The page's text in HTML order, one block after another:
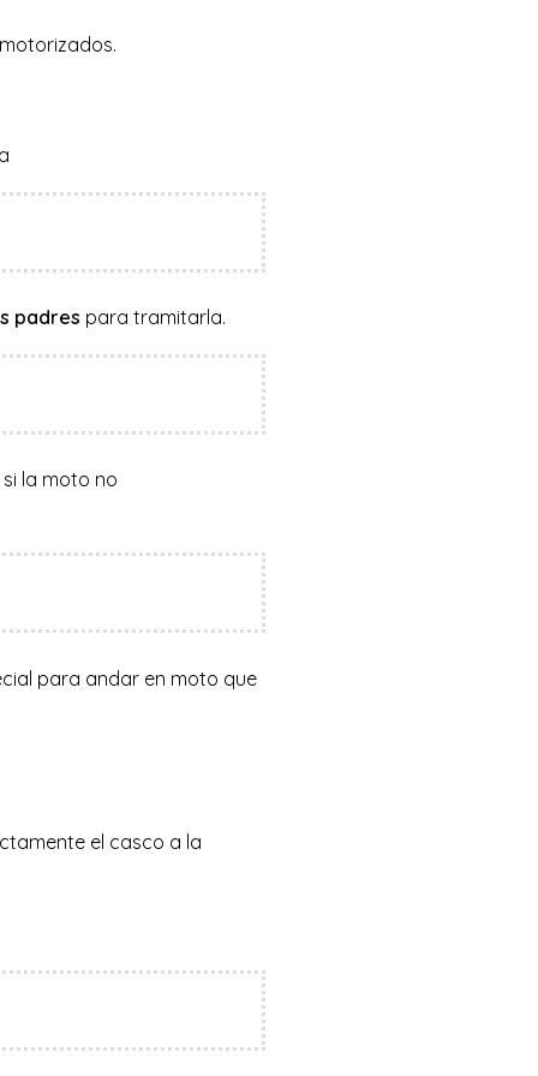
padres para tramitarla.
si la moto no
para andar en moto que
el casco a la